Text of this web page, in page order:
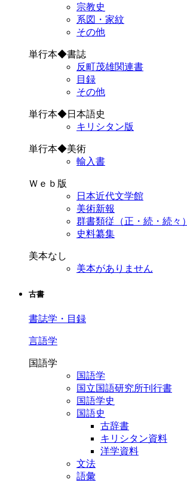
宗教史
系図・家紋
その他
単行本◆書誌
反町茂雄関連書
目録
その他
単行本◆日本語史
キリシタン版
単行本◆美術
輸入書
Ｗｅｂ版
日本近代文学館
美術新報
群書類従（正・続・続々）
史料纂集
美本なし
美本がありません
古書
書誌学・目録
言語学
国語学
国語学
国立国語研究所刊行書
国語学史
国語史
古辞書
キリシタン資料
洋学資料
文法
語彙